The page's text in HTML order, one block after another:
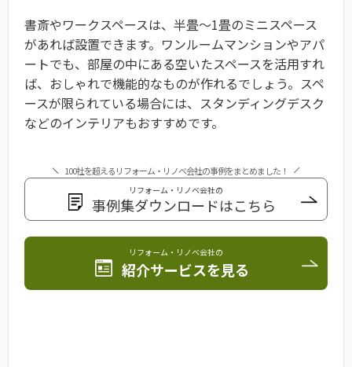
書斎やワークスペースは、半畳～1畳のミニスペース
があれば設置できます。ワンルームマンションやアパ
ートでも、部屋の中にある空いたスペースを活用すれ
ば、おしゃれで機能的なものが作れるでしょう。スペ
ースが限られている場合には、スタンディングデスク
などのインテリアもおすすめです。
100社を超えるリフォーム・リノベ会社の事例をまとめました！
リフォーム・リノベ会社の
事例集ダウンロードはこちら
リフォーム・リノベ会社の
紹介サービスを見る